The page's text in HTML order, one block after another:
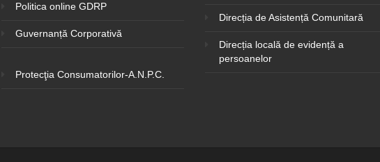
Politica online GDRP
Guvernanță Corporativă
Protecţia Consumatorilor-A.N.P.C.
Direcția de Asistență Comunitară
Direcția locală de evidență a
persoanelor